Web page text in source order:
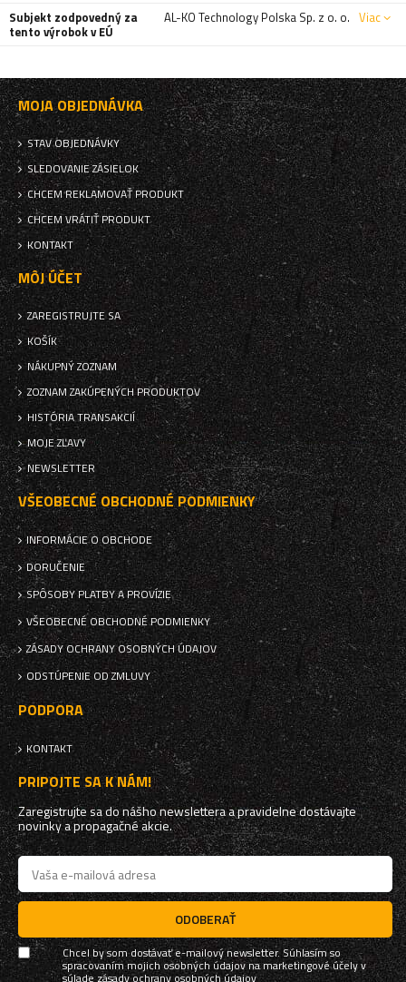
Subjekt zodpovedný za
tento výrobok v EÚ
AL-KO Technology Polska Sp. z o. o. Viac
MOJA OBJEDNÁVKA
STAV OBJEDNÁVKY
SLEDOVANIE ZÁSIELOK
CHCEM REKLAMOVAŤ PRODUKT
CHCEM VRÁTIŤ PRODUKT
KONTAKT
MÔJ ÚČET
ZAREGISTRUJTE SA
KOŠÍK
NÁKUPNÝ ZOZNAM
ZOZNAM ZAKÚPENÝCH PRODUKTOV
HISTÓRIA TRANSAKCIÍ
MOJE ZĽAVY
NEWSLETTER
VŠEOBECNÉ OBCHODNÉ PODMIENKY
INFORMÁCIE O OBCHODE
DORUČENIE
SPÔSOBY PLATBY A PROVÍZIE
VŠEOBECNÉ OBCHODNÉ PODMIENKY
ZÁSADY OCHRANY OSOBNÝCH ÚDAJOV
ODSTÚPENIE OD ZMLUVY
PODPORA
KONTAKT
PRIPOJTE SA K NÁM!
Zaregistrujte sa do nášho newslettera a pravidelne dostávajte
novinky a propagačné akcie.
ODOBERAŤ
Chcel by som dostávať e-mailový newsletter. Súhlasím so
spracovaním mojich osobných údajov na marketingové účely v
súladezásady ochrany osobných údajov